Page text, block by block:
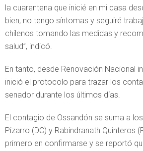
la cuarentena que inicié en mi casa
bien, no tengo síntomas y seguiré
chilenos tomando las medidas y
salud”, indicó.
En tanto, desde Renovación Nacional
inició el protocolo para trazar los
senador durante los últimos días.
El contagio de Ossandón se suma a
Pizarro (DC) y Rabindranath Quinteros
primero en confirmarse y se reportó